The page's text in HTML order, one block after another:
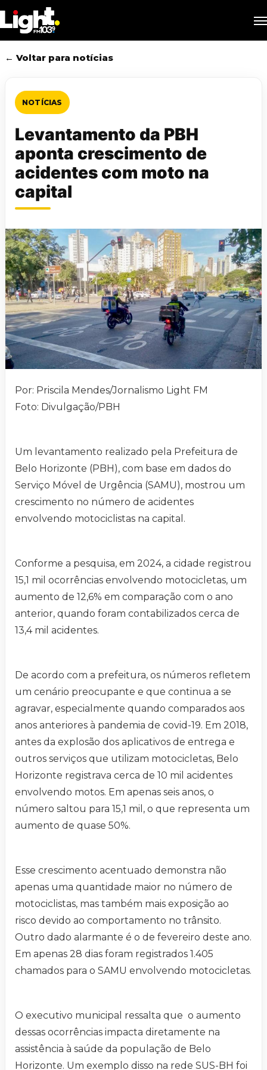
to
main
content
← Voltar para notícias
NOTÍCIAS
Levantamento da PBH
aponta crescimento de
acidentes com moto na
capital
Por: Priscila Mendes/Jornalismo Light FM
Foto: Divulgação/PBH
Um levantamento realizado pela Prefeitura de
Belo Horizonte (PBH), com base em dados do
Serviço Móvel de Urgência (SAMU), mostrou um
crescimento no número de acidentes
envolvendo motociclistas na capital.
Conforme a pesquisa, em 2024, a cidade registrou
15,1 mil ocorrências envolvendo motocicletas, um
aumento de 12,6% em comparação com o ano
anterior, quando foram contabilizados cerca de
13,4 mil acidentes.
De acordo com a prefeitura, os números refletem
um cenário preocupante e que continua a se
agravar, especialmente quando comparados aos
anos anteriores à pandemia de covid-19. Em 2018,
antes da explosão dos aplicativos de entrega e
outros serviços que utilizam motocicletas, Belo
Horizonte registrava cerca de 10 mil acidentes
envolvendo motos. Em apenas seis anos, o
número saltou para 15,1 mil, o que representa um
aumento de quase 50%.
Esse crescimento acentuado demonstra não
apenas uma quantidade maior no número de
motociclistas, mas também mais exposição ao
risco devido ao comportamento no trânsito.
Outro dado alarmante é o de fevereiro deste ano.
Em apenas 28 dias foram registrados 1.405
chamados para o SAMU envolvendo motocicletas.
O executivo municipal ressalta que o aumento
dessas ocorrências impacta diretamente na
assistência à saúde da população de Belo
Horizonte. Um exemplo disso na rede SUS-BH foi